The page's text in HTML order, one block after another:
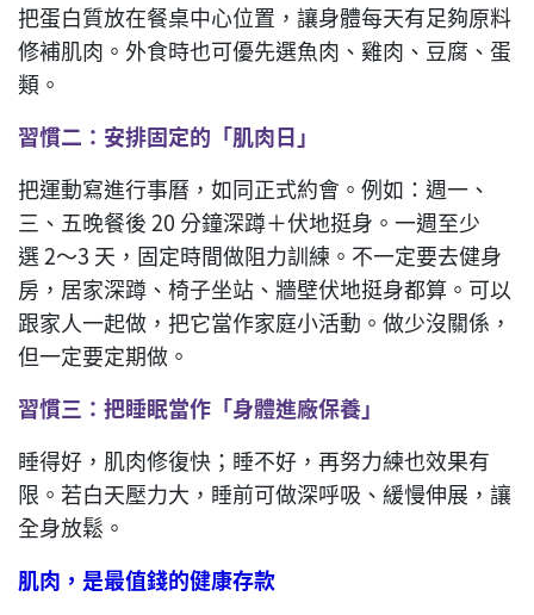
把蛋白質放在餐桌中心位置，讓身體每天有足夠原料
修補肌肉。外食時也可優先選魚肉、雞肉、豆腐、蛋
類。
習慣二：安排固定的「肌肉日」
把運動寫進行事曆，如同正式約會。例如：週一、
三、五晚餐後 20 分鐘深蹲＋伏地挺身。一週至少
選 2～3 天，固定時間做阻力訓練。不一定要去健身
房，居家深蹲、椅子坐站、牆壁伏地挺身都算。可以
跟家人一起做，把它當作家庭小活動。做少沒關係，
但一定要定期做。
習慣三： 把睡眠當作 「身體進廠保養」
睡得好，肌肉修復快；睡不好，再努力練也效果有
限。若白天壓力大，睡前可做深呼吸、緩慢伸展，讓
全身放鬆。
肌肉，是最值錢的健康存款